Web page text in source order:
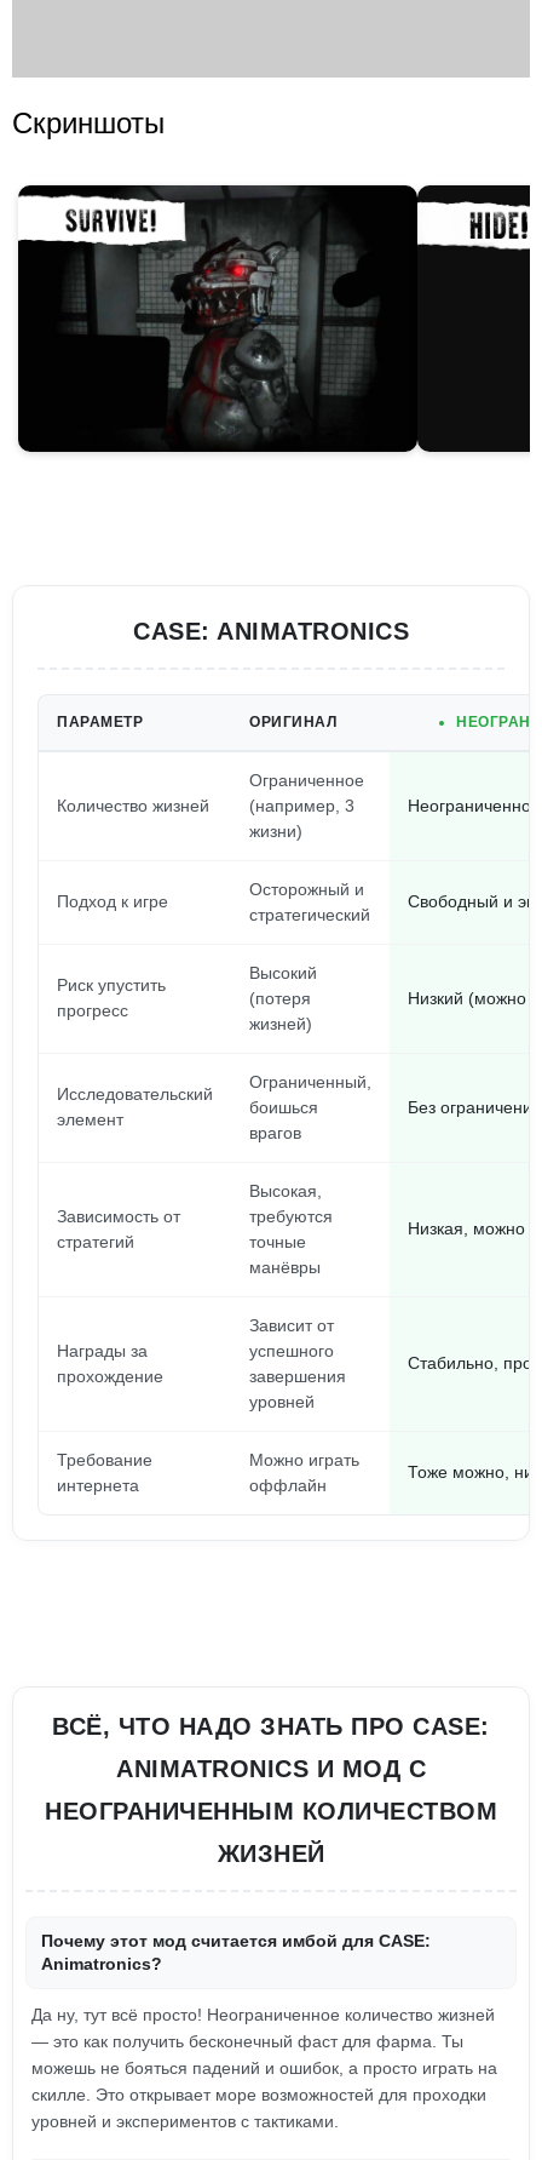
Скриншоты
CASE: ANIMATRONICS
ПАРАМЕТР ОРИГИНАЛ
Количество жизней
Ограниченное
(например, 3
жизни)
Неограниченное
Подход к игре
Осторожный и
стратегический
Свободный и
Риск упустить
прогресс
Высокий
(потеря
жизней)
Низкий (можно
Исследовательский
элемент
Ограниченный,
боишься
врагов
Без
Зависимость от
стратегий
Высокая,
требуются
точные
манёвры
Низкая, можно
Награды за
прохождение
Зависит от
успешного
завершения
уровней
Стабильно,
Требование
интернета
Можно играть
оффлайн
Тоже можно,
ВСЁ, ЧТО НАДО ЗНАТЬ ПРО CASE:
ANIMATRONICS И МОД С
НЕОГРАНИЧЕННЫМ КОЛИЧЕСТВОМ
ЖИЗНЕЙ
Почему этот мод считается имбой для CASE:
Animatronics?
Да ну, тут всё просто! Неограниченное количество жизней
— это как получить бесконечный фаст для фарма. Ты
можешь не бояться падений и ошибок, а просто играть на
скилле. Это открывает море возможностей для проходки
уровней и экспериментов с тактиками.